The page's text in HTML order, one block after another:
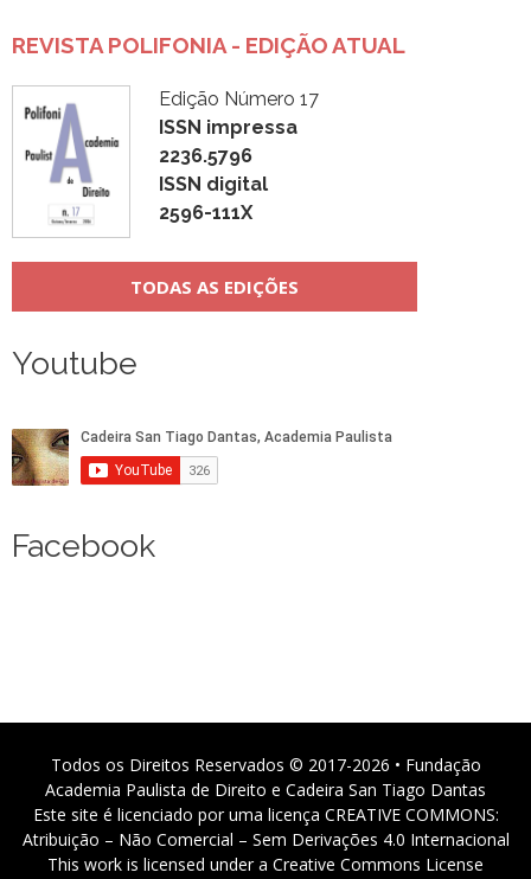
REVISTA POLIFONIA - EDIÇÃO ATUAL
Edição Número 17
ISSN impressa
2236.5796
ISSN digital
2596-111X
TODAS AS EDIÇÕES
Youtube
Facebook
Todos os Direitos Reservados © 2017-2026 • Fundação
Academia Paulista de Direito e Cadeira San Tiago Dantas
Este site é licenciado por uma licença CREATIVE COMMONS:
Atribuição – Não Comercial – Sem Derivações 4.0 Internacional
This work is licensed under a Creative Commons License